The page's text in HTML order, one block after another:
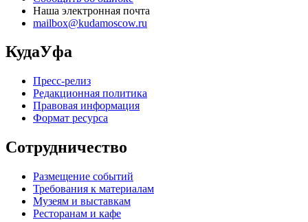
Наша электронная почта
mailbox@kudamoscow.ru
КудаУфа
Пресс-релиз
Редакционная политика
Правовая информация
Формат ресурса
Сотрудничество
Размещение событий
Требования к материалам
Музеям и выставкам
Ресторанам и кафе